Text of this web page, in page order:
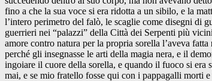
fino a che la sua voce si era ridotta a un sibilo, e la
l’intero perimetro del falò, le scaglie come disegni di
guerrieri nei “palazzi” della Città dei Serpenti più
amore contro natura per la propria sorella l’aveva
perché gli insegnasse le arti della magia nera, e il
ingoiare il cuore della sorella, e quando il fuoco si era
mai, e se mio fratello fosse qui con i pappagalli morti